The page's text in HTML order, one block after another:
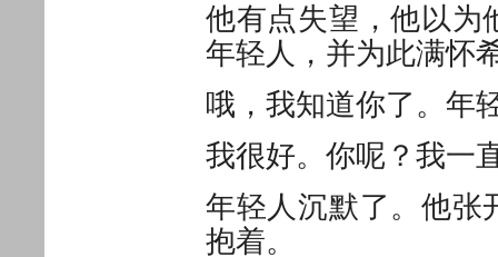
他有点失望，他以为
年轻人，并为此满怀
哦，我知道你了。年
我很好。你呢？我一
年轻人沉默了。他张
抱着。